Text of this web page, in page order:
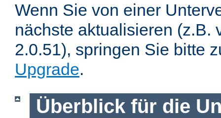
Wenn Sie von einer
nächste aktualisieren (z.B.
2.0.51), springen Sie bitte
Upgrade.
Überblick für die